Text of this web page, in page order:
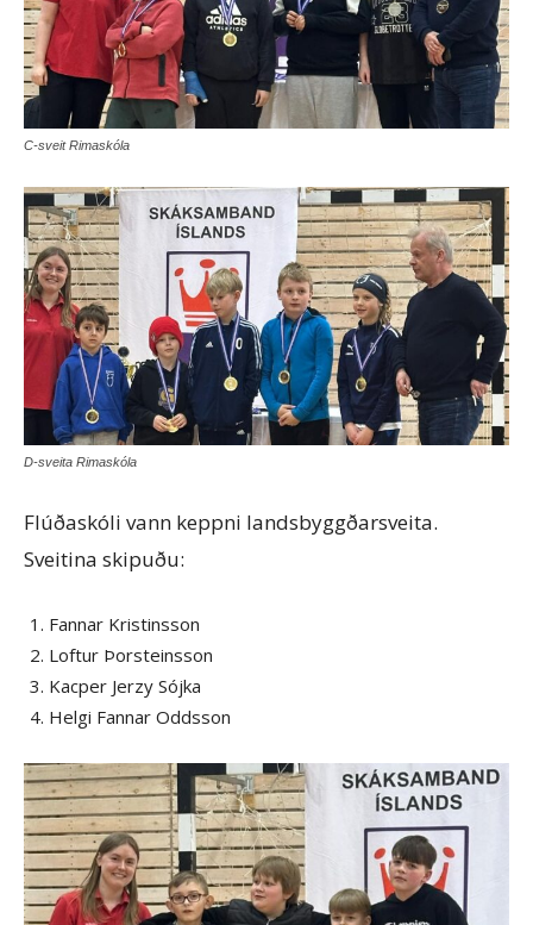
C-sveit Rimaskóla
D-sveita Rimaskóla
Flúðaskóli vann keppni landsbyggðarsveita.
Sveitina skipuðu:
Fannar Kristinsson
Loftur Þorsteinsson
Kacper Jerzy Sójka
Helgi Fannar Oddsson